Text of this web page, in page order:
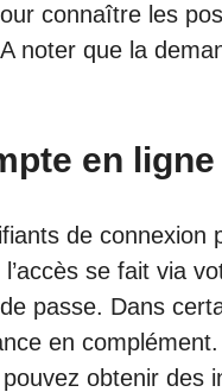
connaître les
noter que la
en ligne
de connexion
se fait via
passe. Dans
en complément.
obtenir des